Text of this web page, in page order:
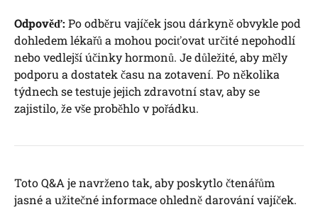
Odpověď: ‍Po odběru⁢ vajíček jsou dárkyně obvykle pod
dohledem lékařů‌ a mohou ‌pociťovat určité nepohodlí
nebo vedlejší účinky hormonů. Je důležité, aby měly
podporu a dostatek času na zotavení. Po několika
⁣týdnech se testuje jejich zdravotní ⁣stav, ‍aby se
⁢zajistilo, že vše proběhlo v pořádku.
Toto Q&A⁢ je navrženo tak,⁢ aby poskytlo čtenářům
jasné a užitečné informace ohledně ⁤darování ⁣vajíček.